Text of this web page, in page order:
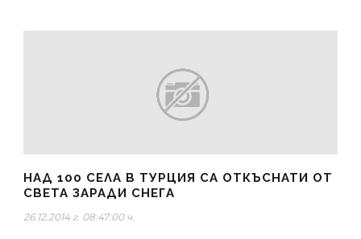
НАД 100 СЕЛА В ТУРЦИЯ СА ОТКЪСНАТИ ОТ
СВЕТА ЗАРАДИ СНЕГА
26.12.2014 г. 08:47:00 ч.